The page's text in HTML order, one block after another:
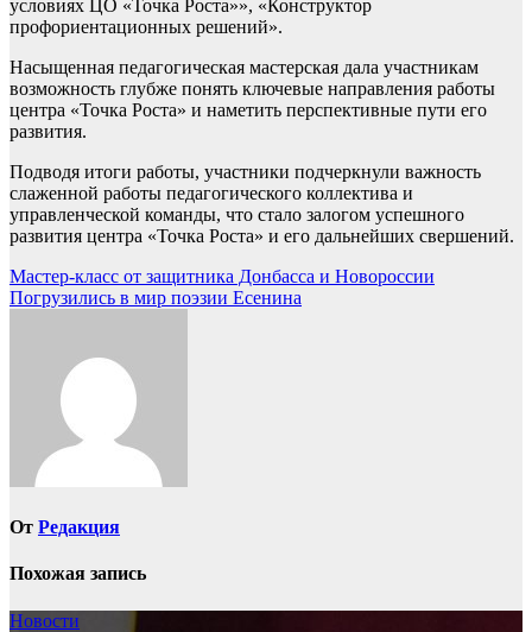
условиях ЦО «Точка Роста»», «Конструктор
профориентационных решений».
Насыщенная педагогическая мастерская дала участникам
возможность глубже понять ключевые направления работы
центра «Точка Роста» и наметить перспективные пути его
развития.
Подводя итоги работы, участники подчеркнули важность
слаженной работы педагогического коллектива и
управленческой команды, что стало залогом успешного
развития центра «Точка Роста» и его дальнейших свершений.
Навигация
по
Мастер-класс от защитника Донбасса и Новороссии
Погрузились в мир поэзии Есенина
От Редакция
Похожая запись
Новости